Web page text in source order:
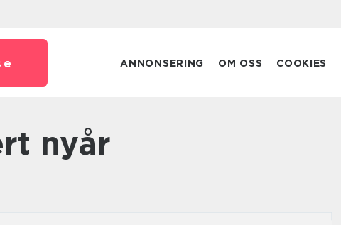
ANNONSERING OM OSS COOKIES
nyår